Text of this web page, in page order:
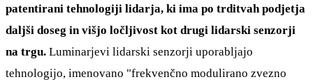
patentirani tehnologiji lidarja, ki ima po trditvah podjetja
daljši doseg in višjo ločljivost kot drugi lidarski senzorji
na trgu. Luminarjevi lidarski senzorji uporabljajo
tehnologijo, imenovano "frekvenčno modulirano zvezno